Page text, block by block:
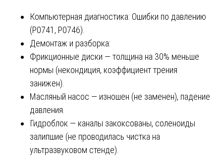
Компьютерная диагностика: Ошибки по давлению
(P0741, P0746).
Демонтаж и разборка:
Фрикционные диски — толщина на 30% меньше
нормы (некондиция, коэффициент трения
занижен).
Масляный насос — изношен (не заменен), падение
давления.
Гидроблок — каналы закоксованы, соленоиды
залипшие (не проводилась чистка на
ультразвуковом стенде).